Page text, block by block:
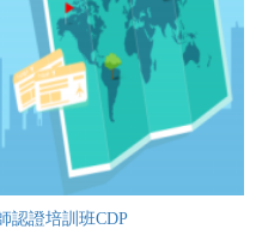
認證培訓班CDP